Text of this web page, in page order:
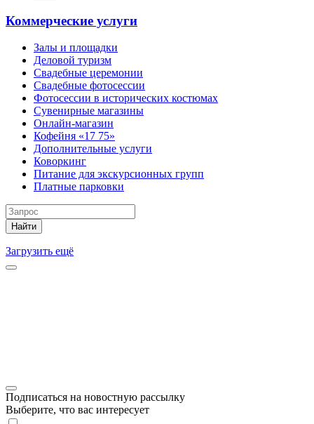
Коммерческие услуги
Залы и площадки
Деловой туризм
Свадебные церемонии
Свадебные фотосессии
Фотосессии в исторических костюмах
Сувенирные магазины
Онлайн-магазин
Кофейня «17 75»
Дополнительные услуги
Коворкинг
Питание для экскурсионных групп
Платные парковки
Найти
Загрузить ещё
Подписаться на новостную рассылку
Выберите, что вас интересует